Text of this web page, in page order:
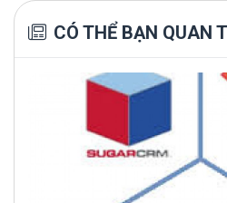
CÓ THỂ BẠN QUAN